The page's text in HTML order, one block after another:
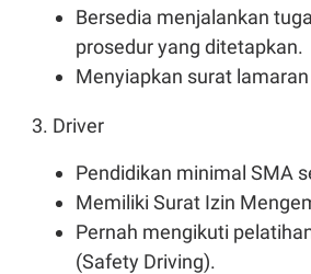
Bersedia menjalankan
prosedur yang ditetapkan.
Menyiapkan surat
3. Driver
Pendidikan minimal SMA
Memiliki Surat Izin
Pernah mengikuti
(Safety Driving).